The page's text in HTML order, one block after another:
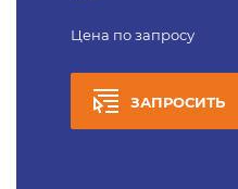
Цена по запросу
ЗАПРОСИТЬ